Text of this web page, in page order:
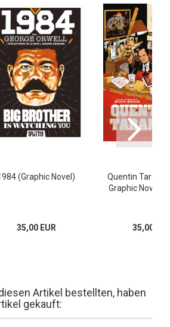
(Graphic Novel)
35,00 EUR
Quentin
Graphic Novel
35,00
Artikel bestellten, haben
gekauft: